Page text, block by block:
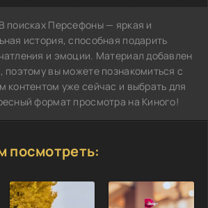
поисках Персефоны — яркая и
история, способная подарить
и эмоции. Материал добавлен
вы можете познакомиться с
контентом уже сейчас и выбрать для
формат просмотра на Киного!
посмотреть: